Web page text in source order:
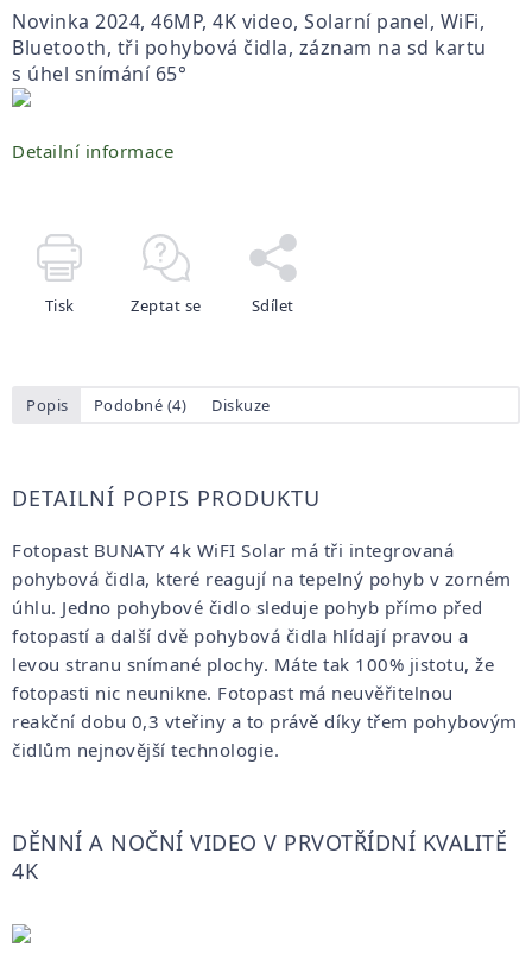
Novinka 2024, 46MP, 4K video, Solarní panel, WiFi,
Bluetooth, tři pohybová čidla, záznam na sd kartu
s úhel snímání 65°
Detailní informace
Tisk Zeptat se Sdílet
Popis Podobné (4) Diskuze
DETAILNÍ POPIS PRODUKTU
Fotopast BUNATY 4k WiFI Solar má tři integrovaná
pohybová čidla, které reagují na tepelný pohyb v zorném
úhlu. Jedno pohybové čidlo sleduje pohyb přímo před
fotopastí a další dvě pohybová čidla hlídají pravou a
levou stranu snímané plochy. Máte tak 100% jistotu, že
fotopasti nic neunikne. Fotopast má neuvěřitelnou
reakční dobu 0,3 vteřiny a to právě díky třem pohybovým
čidlům nejnovější technologie.
DĚNNÍ A NOČNÍ VIDEO V PRVOTŘÍDNÍ KVALITĚ
4K